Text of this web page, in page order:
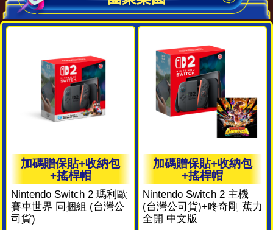
加碼贈保貼+收納包
+搖桿帽
Nintendo Switch 2 瑪利歐
賽車世界 同捆組 (台灣公
司貨)
加碼贈保貼+收納包
+搖桿帽
Nintendo Switch 2 主機
(台灣公司貨)+咚奇剛 蕉力
全開 中文版